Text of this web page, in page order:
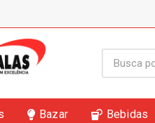
Bazar Bebidas